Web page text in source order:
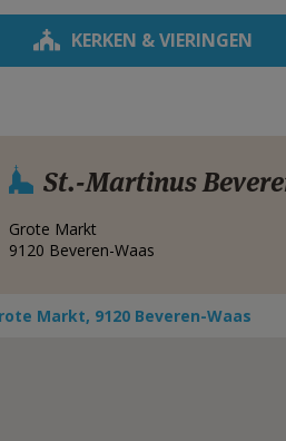
KERKEN & VIERINGEN
St.-Martinus
Grote Markt
9120 Beveren-Waas
Markt, 9120 Beveren-Waas